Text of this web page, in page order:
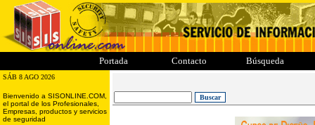
Portada Contacto Búsqueda
SÁB 8 AGO 2026
Bienvenido a SISONLINE.COM,
el portal de los Profesionales,
Empresas, productos y servicios
de seguridad